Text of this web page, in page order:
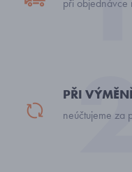
při
PŘI
neúčtujeme za